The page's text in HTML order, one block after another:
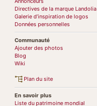
Directives de la marque Landolia
Galerie d’inspiration de logos
Données personnelles
Communauté
Ajouter des photos
Blog
Wiki
Plan du site
En savoir plus
Liste du patrimoine mondial